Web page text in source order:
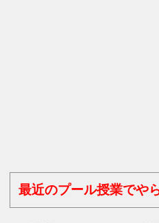
最近のプール授業でや